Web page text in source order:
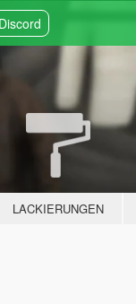
LACKIERUNGEN